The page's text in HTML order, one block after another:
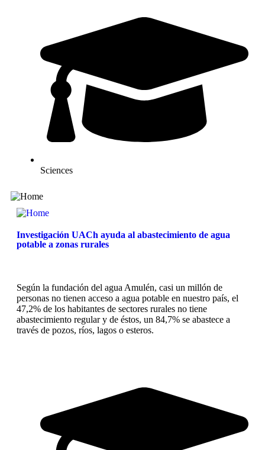
Sciences
Investigación UACh ayuda al abastecimiento de agua
potable a zonas rurales
Según la fundación del agua Amulén, casi un millón de
personas no tienen acceso a agua potable en nuestro país, el
47,2% de los habitantes de sectores rurales no tiene
abastecimiento regular y de éstos, un 84,7% se abastece a
través de pozos, ríos, lagos o esteros.